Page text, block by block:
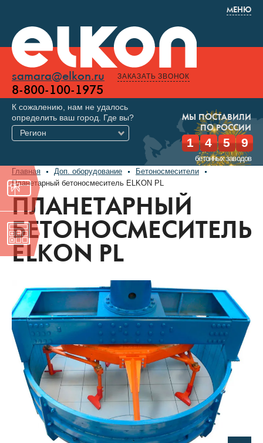
МЕНЮ
samara@elkon.ru
8-800-100-1975
ЗАКАЗАТЬ ЗВОНОК
МЫ ПОСТАВИЛИ
ПО РОССИИ
1 4 5 9
бетонных заводов
К сожалению, нам не удалось
определить ваш город. Где вы?
Регион
Главная Доп. оборудование
Бетоносмесители
Планетарный бетоносмеситель ELKON PL
ПЛАНЕТАРНЫЙ
БЕТОНОСМЕСИТЕЛЬ
ELKON PL